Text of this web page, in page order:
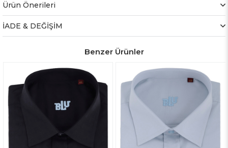
Ürün Önerileri
İADE & DEĞİŞİM
Benzer Ürünler